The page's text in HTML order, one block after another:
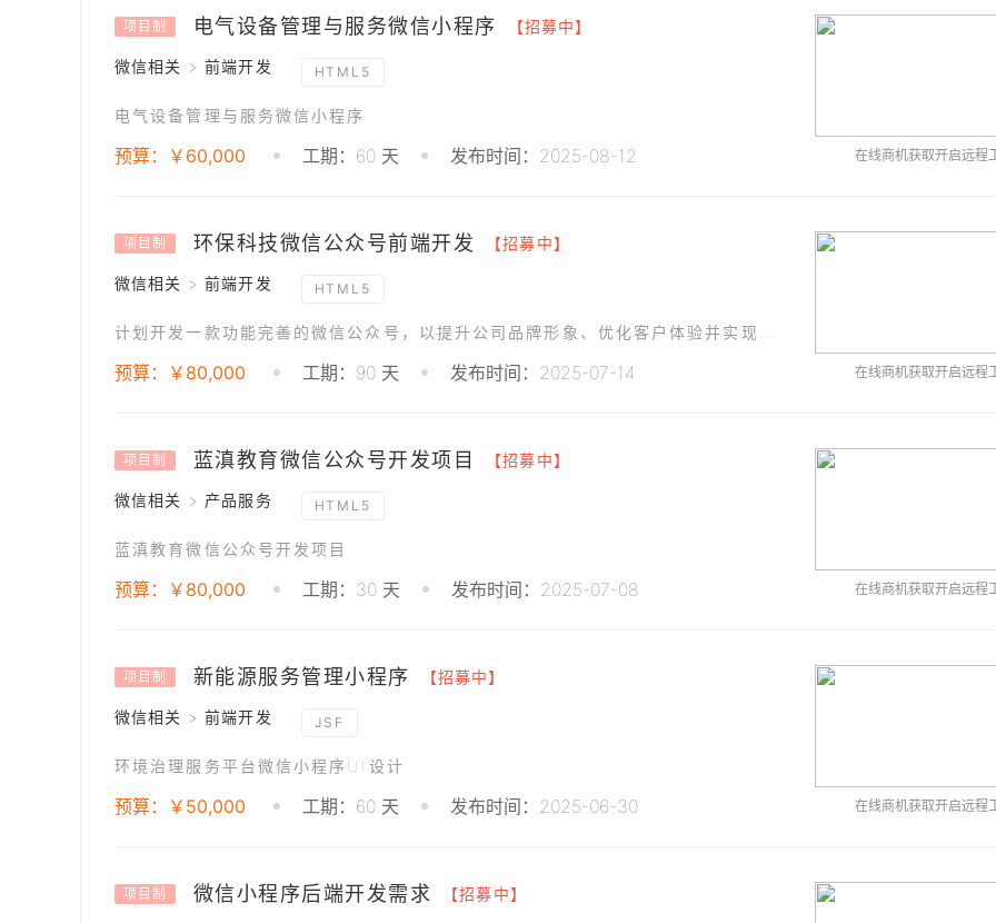
项目制 电气设备管理与服务微信小程序 【招募中】
微信相关 > 前端开发 HTML5
电气设备管理与服务微信小程序
预算：￥60,000 工期：60 天 发布时间：2025-08-12 在线商机获取开启远程
项目制 环保科技微信公众号前端开发 【招募中】
微信相关 > 前端开发 HTML5
预算：￥80,000 工期：90 天 发布时间：2025-07-14 在线商机获取开启远程
项目制 蓝滇教育微信公众号开发项目 【招募中】
微信相关 > 产品服务 HTML5
蓝滇教育微信公众号开发项目
预算：￥80,000 工期：30 天 发布时间：2025-07-08 在线商机获取开启远程
项目制 新能源服务管理小程序 【招募中】
微信相关 > 前端开发 JSF
环境治理服务平台微信小程序UI设计
预算：￥50,000 工期：60 天 发布时间：2025-06-30 在线商机获取开启远程
项目制 微信小程序后端开发需求 【招募中】